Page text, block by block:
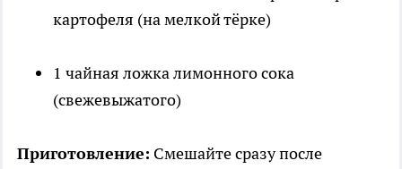
картофеля (на мелкой тёрке)
1 чайная ложка лимонного сока
(свежевыжатого)
Приготовление: Смешайте сразу после